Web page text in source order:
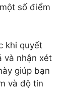
số điểm
khi quyết
và nhận xét
giúp bạn
và độ tin